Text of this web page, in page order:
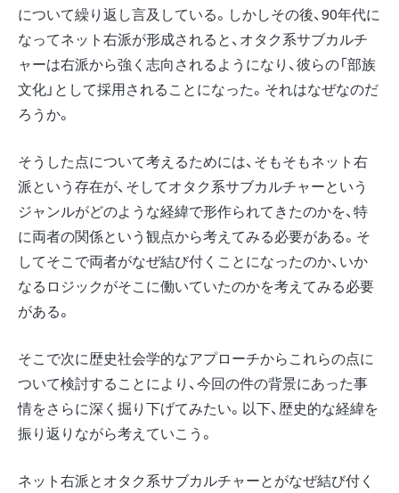
について繰り返し言及している。しかしその後、90年代に
なってネット右派が形成されると、オタク系サブカルチ
ャーは右派から強く志向されるようになり、彼らの「部族
文化」として採用されることになった。それはなぜなのだ
ろうか。
そうした点について考えるためには、そもそもネット右
派という存在が、そしてオタク系サブカルチャーという
ジャンルがどのような経緯で形作られてきたのかを、特
に両者の関係という観点から考えてみる必要がある。そ
してそこで両者がなぜ結び付くことになったのか、いか
なるロジックがそこに働いていたのかを考えてみる必要
がある。
そこで次に歴史社会学的なアプローチからこれらの点に
ついて検討することにより、今回の件の背景にあった事
情をさらに深く掘り下げてみたい。以下、歴史的な経緯を
振り返りながら考えていこう。
ネット右派とオタク系サブカルチャーとがなぜ結び付く